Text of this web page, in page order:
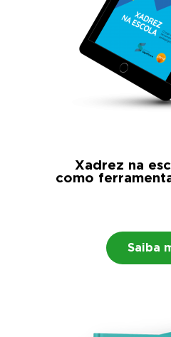
Xadrez na
como
Saiba